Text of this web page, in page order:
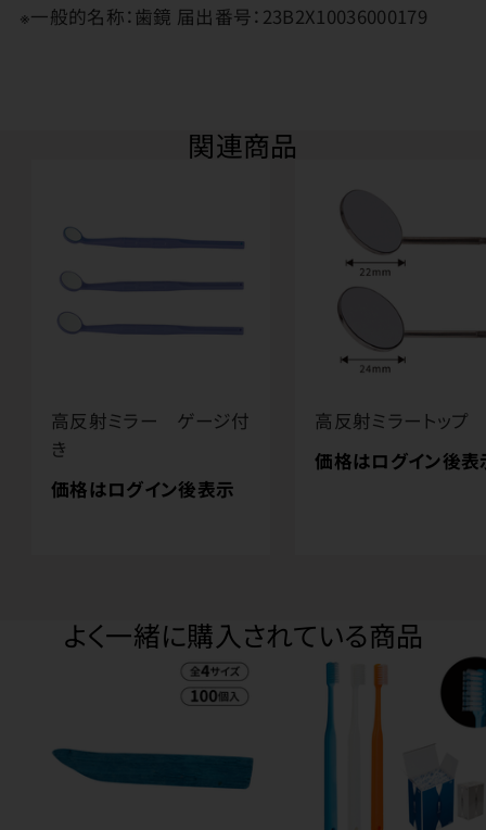
※一般的名称：歯鏡 届出番号：23B2X10036000179
関連商品
高反射ミラー ゲージ付
き
価格はログイン後表示
高反射ミラートップ
価格はログイン後表
よく一緒に購入されている商品